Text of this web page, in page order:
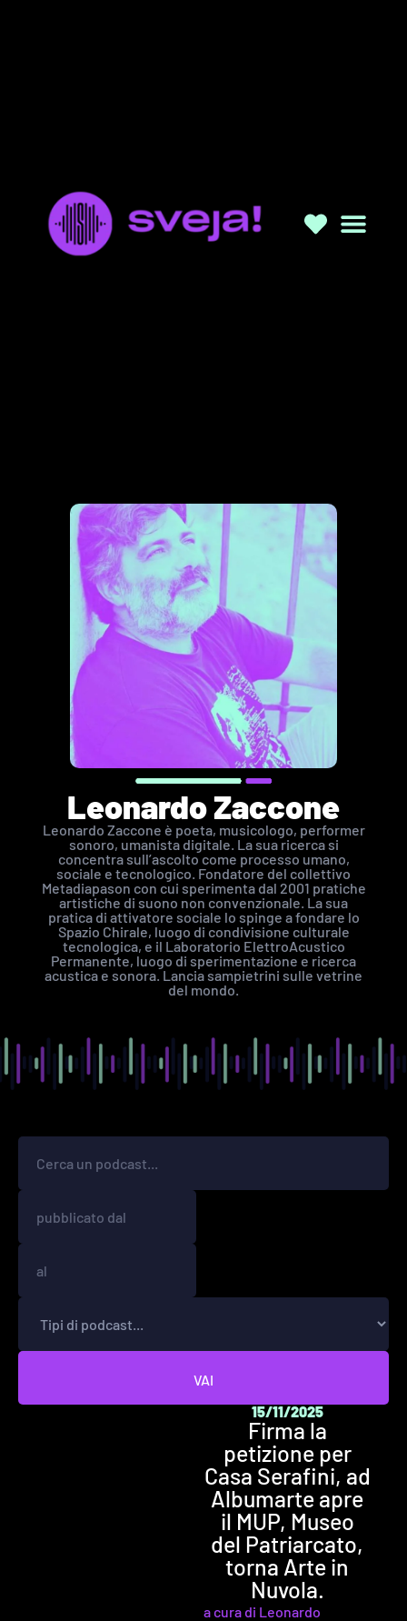
Leonardo Zaccone
Leonardo Zaccone è poeta, musicologo, performer
sonoro, umanista digitale. La sua ricerca si
concentra sull’ascolto come processo umano,
sociale e tecnologico. Fondatore del collettivo
Metadiapason con cui sperimenta dal 2001 pratiche
artistiche di suono non convenzionale. La sua
pratica di attivatore sociale lo spinge a fondare lo
Spazio Chirale, luogo di condivisione culturale
tecnologica, e il Laboratorio ElettroAcustico
Permanente, luogo di sperimentazione e ricerca
acustica e sonora. Lancia sampietrini sulle vetrine
del mondo.
VAI
15/11/2025
Firma la
petizione per
Casa Serafini, ad
Albumarte apre
il MUP, Museo
del Patriarcato,
torna Arte in
Nuvola.
a cura di Leonardo